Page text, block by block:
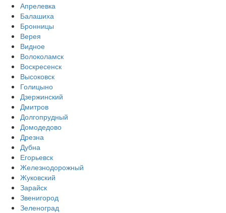
Апрелевка
Балашиха
Бронницы
Верея
Видное
Волоколамск
Воскресенск
Высоковск
Голицыно
Дзержинский
Дмитров
Долгопрудный
Домодедово
Дрезна
Дубна
Егорьевск
Железнодорожный
Жуковский
Зарайск
Звенигород
Зеленоград